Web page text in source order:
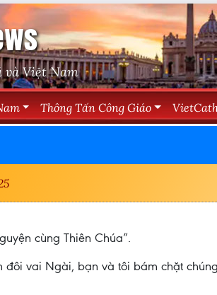
và Việt Nam
Thông Tấn Công Giáo
cùng Thiên Chúa”.
đôi vai Ngài, bạn và tôi bám chặt